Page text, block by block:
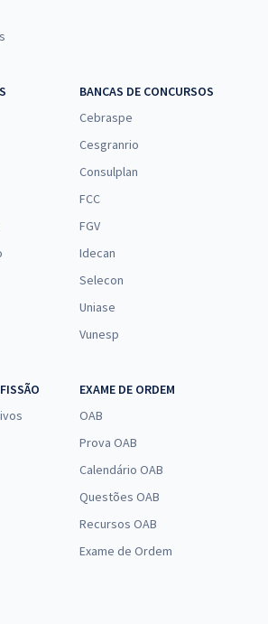
BANCAS DE CONCURSOS
Cebraspe
Cesgranrio
Consulplan
FCC
FGV
Idecan
Selecon
Uniase
Vunesp
EXAME DE ORDEM
OAB
Prova OAB
Calendário OAB
Questões OAB
Recursos OAB
Exame de Ordem